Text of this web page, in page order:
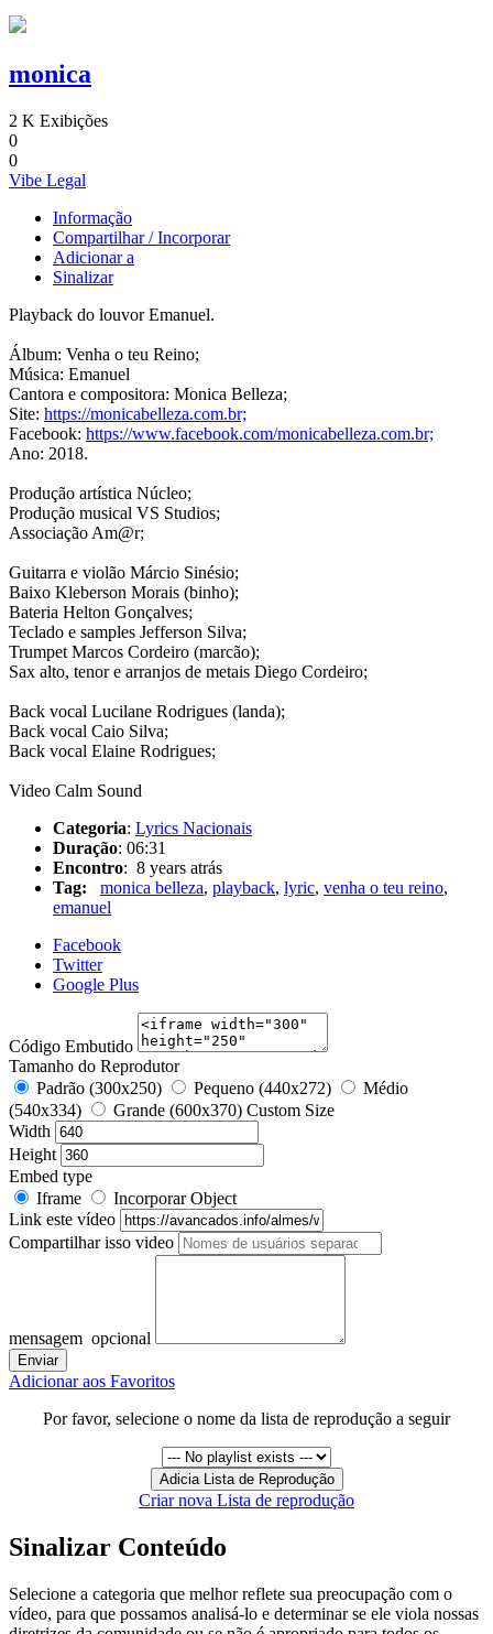
monica
2 K Exibições
0
0
Vibe Legal
Informação
Compartilhar / Incorporar
Adicionar a
Sinalizar
Playback do louvor Emanuel.
Álbum: Venha o teu Reino;
Música: Emanuel
Cantora e compositora: Monica Belleza;
Site: https://monicabelleza.com.br;
Facebook: https://www.facebook.com/monicabelleza.com.br;
Ano: 2018.
Produção artística Núcleo;
Produção musical VS Studios;
Associação Am@r;
Guitarra e violão Márcio Sinésio;
Baixo Kleberson Morais (binho);
Bateria Helton Gonçalves;
Teclado e samples Jefferson Silva;
Trumpet Marcos Cordeiro (marcão);
Sax alto, tenor e arranjos de metais Diego Cordeiro;
Back vocal Lucilane Rodrigues (landa);
Back vocal Caio Silva;
Back vocal Elaine Rodrigues;
Video Calm Sound
Categoria: Lyrics Nacionais
Duração: 06:31
Encontro: 8 years atrás
Tag:
monica belleza, playback, lyric, venha o teu reino,
emanuel
Facebook
Twitter
Google Plus
Código Embutido
Tamanho do Reprodutor
Padrão (300x250)
Pequeno (440x272)
Médio
(540x334)
Grande (600x370) Custom Size
Width
Height
Embed type
Iframe
Incorporar Object
Link este vídeo
Compartilhar isso video
mensagem opcional
Adicionar aos Favoritos
Por favor, selecione o nome da lista de reprodução a seguir
Criar nova Lista de reprodução
Sinalizar Conteúdo
Selecione a categoria que melhor reflete sua preocupação com o
vídeo, para que possamos analisá-lo e determinar se ele viola nossas